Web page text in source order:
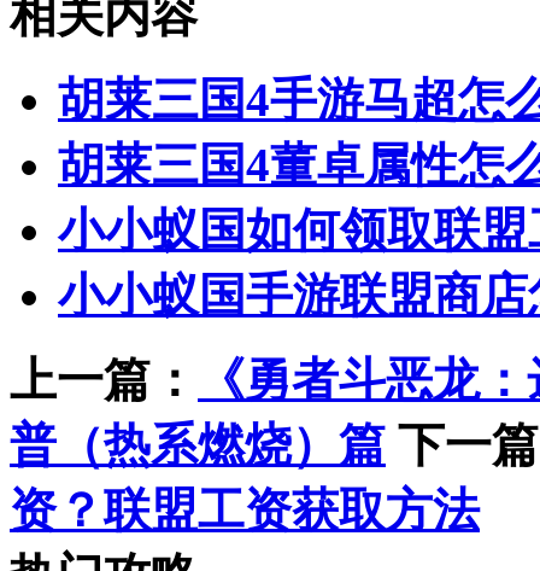
相关内容
胡莱三国4手游马超怎
胡莱三国4董卓属性怎
小小蚁国如何领取联
小小蚁国手游联盟商
上一篇：
《勇者斗恶龙
普（热系燃烧）篇 下一
资？联盟工资获取方法